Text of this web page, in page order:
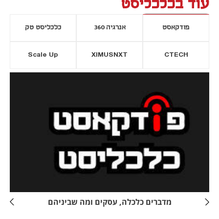
עוד בכלכליסט
פודקאסט אנרגיה 360 כלכליסט טק
CTECH
XIMUSNXT
Scale Up
נפתח בכרטיסייה חדשה
מדברים כלכלה, עסקים ומה שביניהם
חדשה